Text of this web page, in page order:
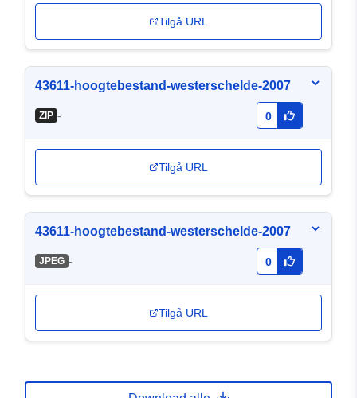
Tilgå URL
43611-hoogtebestand-westerschelde-2007
ZIP - 0
Tilgå URL
43611-hoogtebestand-westerschelde-2007
JPEG - 0
Tilgå URL